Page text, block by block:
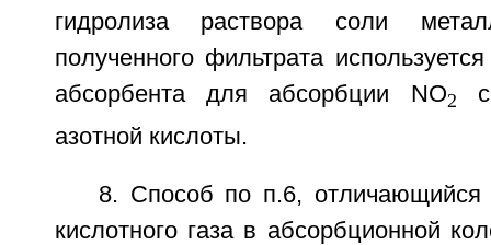
гидролиза раствора соли
полученного фильтрата
абсорбента для абсорбции NO2
с
азотной кислоты.
8. Способ по п.6, отличающийся
кислотного газа в абсорбционной